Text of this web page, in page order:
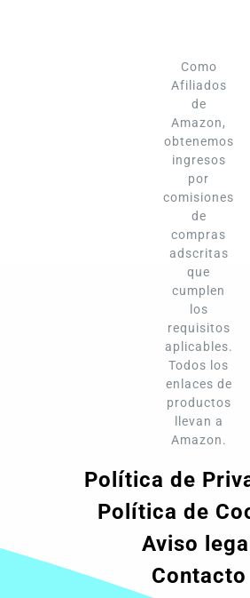
Como
Afiliados
de
Amazon,
obtenemos
ingresos
por
comisiones
de
compras
adscritas
que
cumplen
los
requisitos
aplicables.
Todos los
enlaces de
productos
llevan a
Amazon.
Política de
Política de
Aviso legal
Contacto